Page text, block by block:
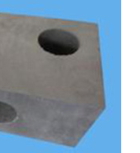
联系我们